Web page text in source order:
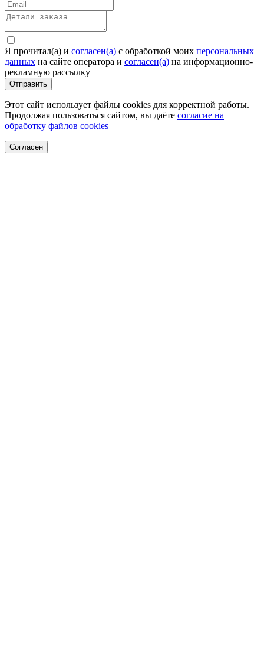
Я прочитал(а) и согласен(а) c обработкой моих персональных
данных на сайте оператора и согласен(а) на информационно-
рекламную рассылку
Отправить
Этот сайт использует файлы cookies для корректной работы.
Продолжая пользоваться сайтом, вы даёте согласие на
обработку файлов cookies
Согласен